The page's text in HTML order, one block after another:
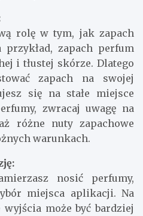
rolę w tym, jak zapach
zapach perfum
i tłustej skórze. Dlatego
zapach na swojej
się na stałe miejsce
zwracaj uwagę na
różne nuty zapachowe
warunkach.
nosić perfumy,
miejsca aplikacji. Na
może być bardziej